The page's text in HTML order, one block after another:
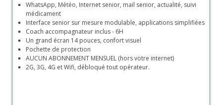
WhatsApp, Météo, Internet senior, mail senior, actualité, suivi
médicament
Interface senior sur mesure modulable, applications simplifiées
Coach accompagnateur inclus - 6H
Un grand écran 14 pouces, confort visuel
Pochette de protection
AUCUN ABONNEMENT MENSUEL (hors votre internet)
2G, 3G, 4G et Wifi, débloqué tout opérateur.